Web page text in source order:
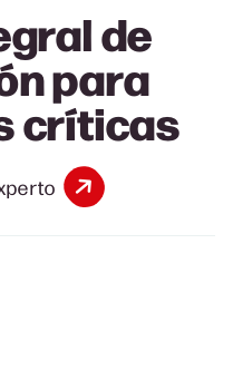
de
para
críticas